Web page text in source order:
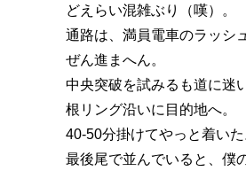
どえらい混雑ぶり（嘆）。
通路は、満員電車のラッシ
ぜん進まへん。
中央突破を試みるも道に迷
根リング沿いに目的地へ。
40-50分掛けてやっと着いた
最後尾で並んでいると、僕